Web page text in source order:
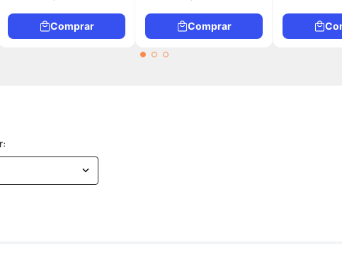
Comprar Comprar